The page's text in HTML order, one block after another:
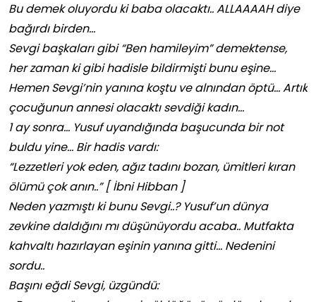
Bu demek oluyordu ki baba olacaktı.. ALLAAAAH diye
bağırdı birden…
Sevgi başkaları gibi “Ben hamileyim” demektense,
her zaman ki gibi hadisle bildirmişti bunu eşine…
Hemen Sevgi’nin yanına koştu ve alnından öptü… Artık
çocuğunun annesi olacaktı sevdiğikadın…
1 ay sonra… Yusuf uyandığında başucunda bir not
buldu yine… Bir hadis vardı:
“Lezzetleri yok eden, ağız tadını bozan, ümitleri kıran
ölümü çok anın..” [ İbni Hibban ]
Neden yazmıştı ki bunu Sevgi..? Yusuf’un dünya
zevkine daldığını mı düşünüyordu acaba.. Mutfakta
kahvaltı hazırlayan eşinin yanına gitti… Nedenini
sordu..
Başını eğdi Sevgi, üzgündü: